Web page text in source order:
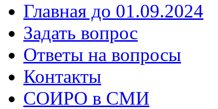
Главная до 01.09.2024
Задать вопрос
Ответы на вопросы
Контакты
СОИРО в СМИ